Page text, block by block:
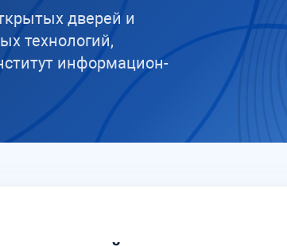
дверей и
технологий,
ин­фор­ма­ци­он­